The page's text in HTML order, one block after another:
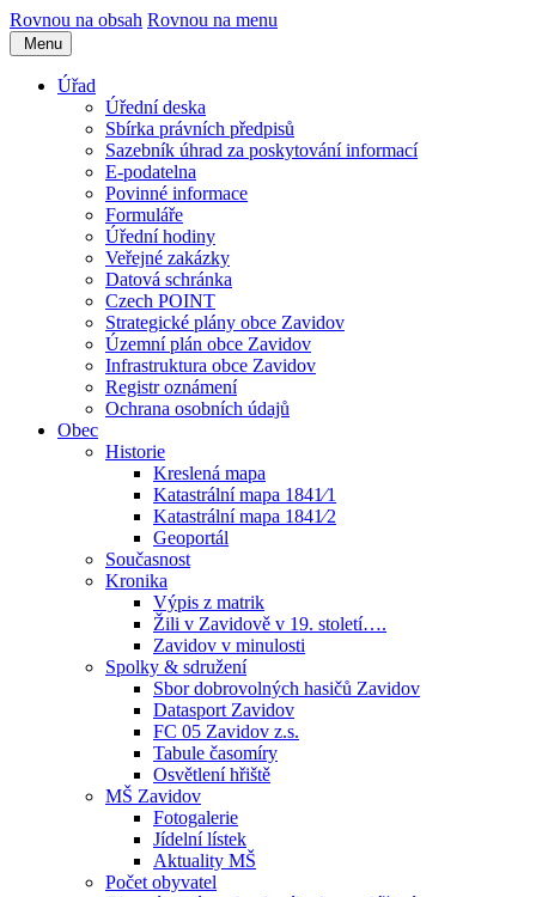
Rovnou na obsah Rovnou na menu
Menu
Úřad
Úřední deska
Sbírka právních předpisů
Sazebník úhrad za poskytování informací
E-podatelna
Povinné informace
Formuláře
Úřední hodiny
Veřejné zakázky
Datová schránka
Czech POINT
Strategické plány obce Zavidov
Územní plán obce Zavidov
Infrastruktura obce Zavidov
Registr oznámení
Ochrana osobních údajů
Obec
Historie
Kreslená mapa
Katastrální mapa 1841⁄1
Katastrální mapa 1841⁄2
Geoportál
Současnost
Kronika
Výpis z matrik
Žili v Zavidově v 19. století….
Zavidov v minulosti
Spolky & sdružení
Sbor dobrovolných hasičů Zavidov
Datasport Zavidov
FC 05 Zavidov z.s.
Tabule časomíry
Osvětlení hřiště
MŠ Zavidov
Fotogalerie
Jídelní lístek
Aktuality MŠ
Počet obyvatel